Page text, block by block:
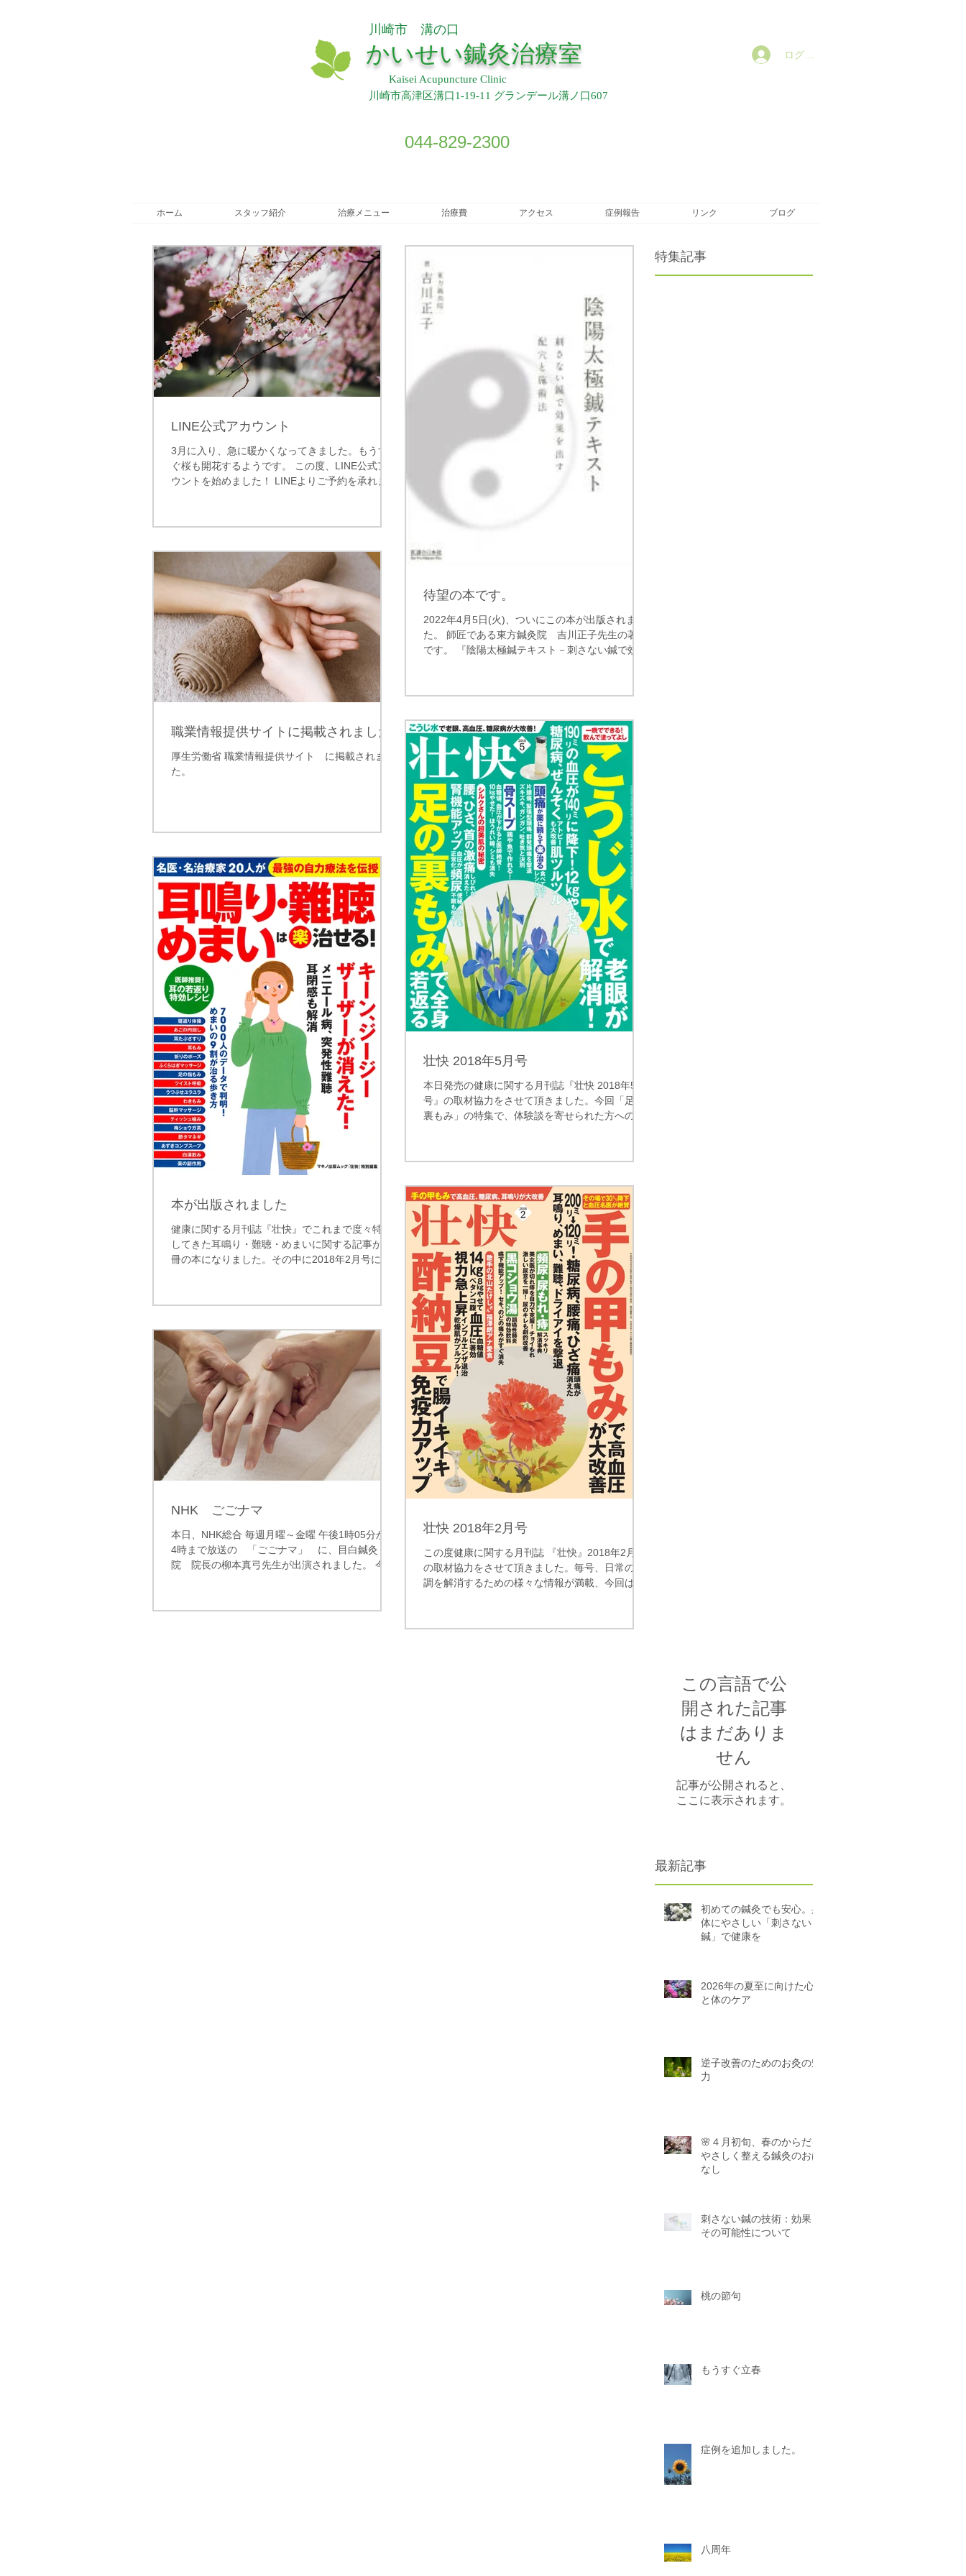
川崎市 溝の口
かいせい鍼灸治療室
Kaisei Acupuncture Clinic
川崎市高津区溝口1-19-11 グランデール溝ノ口607
ログイン
044-829-2300
ホーム スタッフ紹介 治療メニュー 治療費 アクセス 症例報告 リンク ブログ
LINE公式アカウント
3月に入り、急に暖かくなってきました。もうす
ぐ桜も開花するようです。 この度、LINE公式アカ
ウントを始めました！ LINEよりご予約を承れま
https://lin.ee/7HH3ZNV
待望の本です。
2022年4月5日(火)、ついにこの本が出版されまし
た。 師匠である東方鍼灸院 吉川正子先生の著書
です。 『陰陽太極鍼テキスト－刺さない鍼で効果
「刺さずに置くだけの鍼」、鍼や王不留行...
職業情報提供サイトに掲載されました
厚生労働省 職業情報提供サイト に掲載されまし
た。
壮快 2018年5月号
本日発売の健康に関する月刊誌『壮快 2018年5月
号』の取材協力をさせて頂きました。今回「足の
裏もみ」の特集で、体験談を寄せられた方へのコ
の不調に効果があることが考えられます。お手軽
本が出版されました
健康に関する月刊誌『壮快』でこれまで度々特集
してきた耳鳴り・難聴・めまいに関する記事が一
冊の本になりました。その中に2018年2月号に掲
ます。そういう方々の症状改善に少しでも貢献で
壮快 2018年2月号
この度健康に関する月刊誌 『壮快』2018年2月号
の取材協力をさせて頂きました。毎号、日常の不
調を解消するための様々な情報が満載、今回は
のバランスの乱れからくる症状に効果が期待でき
NHK ごごナマ
本日、NHK総合 毎週月曜～金曜 午後1時05分から
4時まで放送の 「ごごナマ」 に、目白鍼灸
院 院長の柳本真弓先生が出演されました。 今回
り、歓迎会などの多いシーズン。二日酔いに悩
特集記事
この言語で公
開された記事
はまだありま
せん
記事が公開されると、
ここに表示されます。
最新記事
初めての鍼灸でも安心。身
体にやさしい「刺さない
鍼」で健康を
2026年の夏至に向けた心
と体のケア
逆子改善のためのお灸の魅
力
🌸４月初旬、春のからだを
やさしく整える鍼灸のおは
なし
刺さない鍼の技術：効果と
その可能性について
桃の節句
もうすぐ立春
症例を追加しました。
八周年